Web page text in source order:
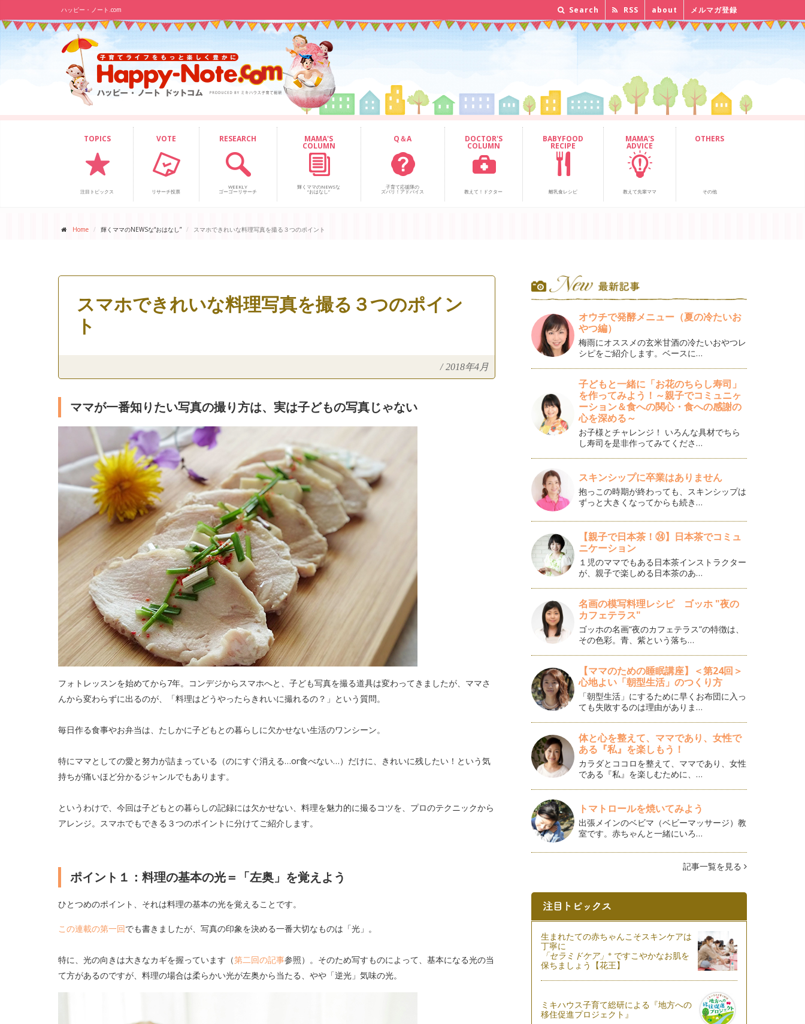
ハッピー・ノート.com Search RSS about メルマガ登録
TOPICS
注目トピックス
VOTE
リサーチ投票
RESEARCH
WEEKLY
ゴーゴーリサーチ
MAMA'S
COLUMN
輝くママのNEWSな
“おはなし”
Q＆A
子育て応援隊の
ズバリ！アドバイス
DOCTOR'S
COLUMN
教えて！ドクター
BABYFOOD
RECIPE
離乳食レシピ
MAMA'S
ADVICE
教えて先輩ママ
OTHERS
その他
Home 輝くママのNEWSな“おはなし” スマホできれいな料理写真を撮る３つのポイント
スマホできれいな料理写真を撮る３つのポイン
ト
/ 2018年4月
ママが一番知りたい写真の撮り方は、実は子どもの写真じゃない
フォトレッスンを始めてから7年。コンデジからスマホへと、子ども写真を撮る道具は変わってきましたが、ママさ
んから変わらずに出るのが、「料理はどうやったらきれいに撮れるの？」という質問。
毎日作る食事やお弁当は、たしかに子どもとの暮らしに欠かせない生活のワンシーン。
特にママとしての愛と努力が詰まっている（のにすぐ消える…or食べない…）だけに、きれいに残したい！という気
持ちが痛いほど分かるジャンルでもあります。
というわけで、今回は子どもとの暮らしの記録には欠かせない、料理を魅力的に撮るコツを、プロのテクニックから
アレンジ。スマホでもできる３つのポイントに分けてご紹介します。
ポイント１：料理の基本の光＝「左奥」を覚えよう
ひとつめのポイント、それは料理の基本の光を覚えることです。
この連載の第一回でも書きましたが、写真の印象を決める一番大切なものは「光」。
特に、光の向きは大きなカギを握っています（第二回の記事参照）。そのため写すものによって、基本になる光の当
て方があるのですが、料理の場合は柔らかい光が左奥から当たる、やや「逆光」気味の光。
オウチで発酵メニュー（夏の冷たいお
やつ編）
梅雨にオススメの玄米甘酒の冷たいおやつレ
シピをご紹介します。ベースに…
子どもと一緒に「お花のちらし寿司」
を作ってみよう！～親子でコミュニヶ
ーション＆食への関心・食への感謝の
心を深める～
お子様とチャレンジ！ いろんな具材でちら
し寿司を是非作ってみてくださ…
スキンシップに卒業はありません
抱っこの時期が終わっても、スキンシップは
ずっと大きくなってからも続き…
【親子で日本茶！㉔】日本茶でコミュ
ニケーション
１児のママでもある日本茶インストラクター
が、親子で楽しめる日本茶のあ…
名画の模写料理レシピ ゴッホ "夜の
カフェテラス"
ゴッホの名画“夜のカフェテラス”の特徴は、
その色彩。青、紫という落ち…
【ママのための睡眠講座】＜第24回＞
心地よい「朝型生活」のつくり方
「朝型生活」にするために早くお布団に入っ
ても失敗するのは理由がありま…
体と心を整えて、ママであり、女性で
ある『私』を楽しもう！
カラダとココロを整えて、ママであり、女性
である『私』を楽しむために、…
トマトロールを焼いてみよう
出張メインのベビマ（ベビーマッサージ）教
室です。赤ちゃんと一緒にいろ…
記事一覧を見る
生まれたての赤ちゃんこそスキンケアは
丁寧に
「セラミドケア」 ※ですこやかなお肌を
保ちましょう【花王】
ミキハウス子育て総研による『地方への
移住促進プロジェクト』